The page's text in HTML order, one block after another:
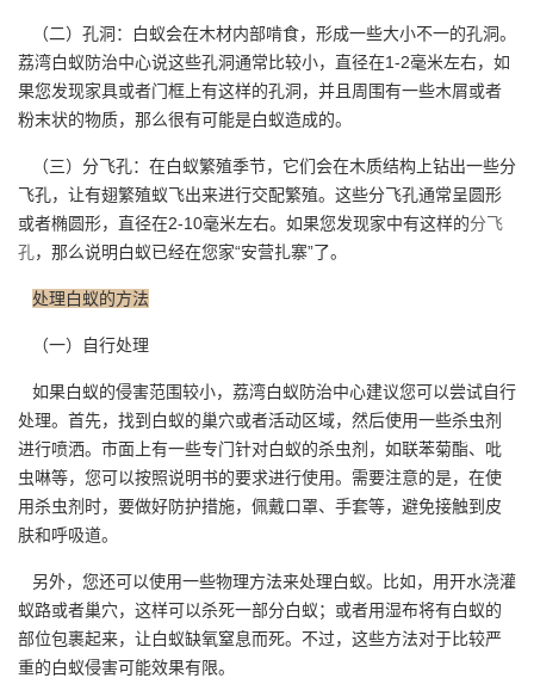
（二）孔洞：白蚁会在木材内部啃食，形成一些大小不一的孔洞。
荔湾白蚁防治中心说这些孔洞通常比较小，直径在1-2毫米左右，如
果您发现家具或者门框上有这样的孔洞，并且周围有一些木屑或者
粉末状的物质，那么很有可能是白蚁造成的。
（三）分飞孔：在白蚁繁殖季节，它们会在木质结构上钻出一些分
飞孔，让有翅繁殖蚁飞出来进行交配繁殖。这些分飞孔通常呈圆形
或者椭圆形，直径在2-10毫米左右。如果您发现家中有这样的分飞
孔，那么说明白蚁已经在您家“安营扎寨”了。
处理白蚁的方法
（一）自行处理
如果白蚁的侵害范围较小，荔湾白蚁防治中心建议您可以尝试自行
处理。首先，找到白蚁的巢穴或者活动区域，然后使用一些杀虫剂
进行喷洒。市面上有一些专门针对白蚁的杀虫剂，如联苯菊酯、吡
虫啉等，您可以按照说明书的要求进行使用。需要注意的是，在使
用杀虫剂时，要做好防护措施，佩戴口罩、手套等，避免接触到皮
肤和呼吸道。
另外，您还可以使用一些物理方法来处理白蚁。比如，用开水浇灌
蚁路或者巢穴，这样可以杀死一部分白蚁；或者用湿布将有白蚁的
部位包裹起来，让白蚁缺氧窒息而死。不过，这些方法对于比较严
重的白蚁侵害可能效果有限。